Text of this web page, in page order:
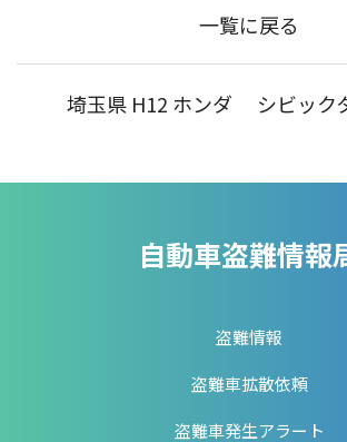
一覧に戻る
埼玉県 H12 ホンダ シビック
自動車盗難情報
盗難情報
盗難車拡散依頼
盗難車発生アラート